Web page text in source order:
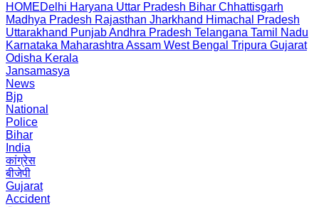
HOMEDelhi Haryana Uttar Pradesh Bihar Chhattisgarh
Madhya Pradesh Rajasthan Jharkhand Himachal Pradesh
Uttarakhand PunjabAndhra Pradesh Telangana Tamil Nadu
Karnataka Maharashtra Assam West Bengal Tripura Gujarat
Odisha Kerala
Jansamasya
News
Bjp
National
Police
Bihar
India
कांग्रेस
बीजेपी
Gujarat
Accident